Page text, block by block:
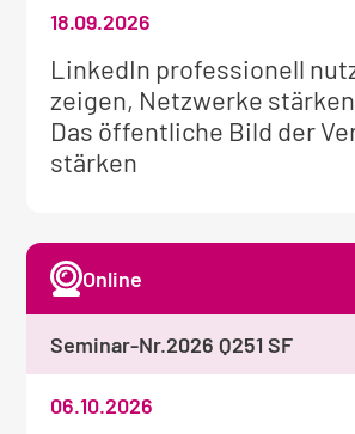
Weitere
Informationen
zum
Seminar:
LinkedIn professionell
zeigen, Netzwerke stärken
Das öffentliche Bild der
stärken
18.09.2026
06.10.2026
Online
Seminar-Nr.2026 Q251 SF